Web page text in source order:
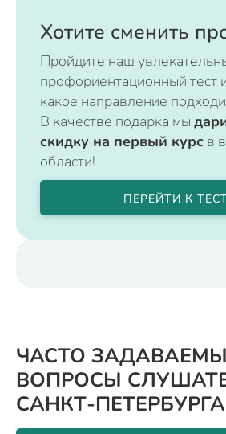
Хотите сменить
Пройдите наш
профориентационный тест
какое направление
В качестве подарка мы
скидку на первый курс в
области!
ПЕРЕЙТИ К
ЧАСТО
ВОПРОСЫ
САНКТ-ПЕТЕРБУРГА